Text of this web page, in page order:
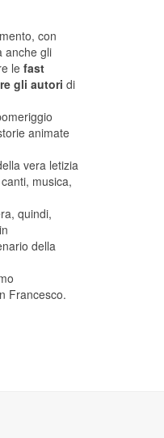
con
anche gli
le fast
gli autori di
animate
vera letizia
musica,
quindi,
della
Francesco.